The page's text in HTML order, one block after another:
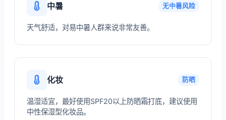
中暑 无中暑风险
天气舒适，对易中暑人群来说非常友善。
化妆 防晒
温湿适宜，最好使用SPF20以上防晒霜打底，建议使用
中性保湿型化妆品。